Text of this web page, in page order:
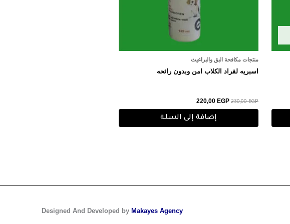
منتجات مكافحة البق والبراغيث
اسبريه لقراد الكلاب امن وبدون رائحه
230,00EGP
220,00 EGP
إضافة إلى السلة
Designed And Developed by Makayes Agency